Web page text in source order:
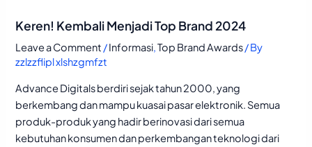
Keren! Kembali Menjadi Top Brand 2024
Leave a Comment /Informasi,Top Brand Awards/ By
zzlzzflipl xlshzgmfzt
Advance Digitals berdiri sejak tahun 2000, yang
berkembang dan mampu kuasai pasar elektronik. Semua
produk-produk yang hadir berinovasi dari semua
kebutuhan konsumen dan perkembangan teknologi dari